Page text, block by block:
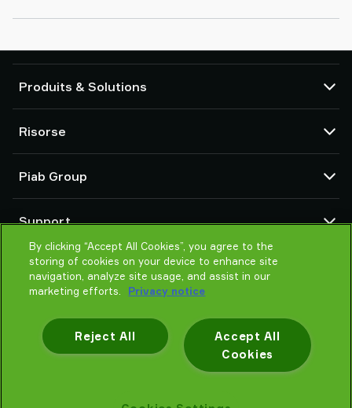
Produits & Solutions
Ventouses et préhenseurs souples
Composants de main de préhension robotisée (EOAT)
Solutions de préhension pour robots et cobots
Accessoires de systèmes et de solutions
Transporteur pneumatique pour poudre et vrac
Risorse
Configuratori di prodotto
Condizioni generali di vendita
Déclaration de confidentialité
Piab Group
Une organisation mondiale
Code de conduite
Actualités
Support
Contactez-nous
Trouver un fournisseur
Aidez-moi à choisir
By clicking “Accept All Cookies”, you agree to the
storing of cookies on your device to enhance site
navigation, analyze site usage, and assist in our
marketing efforts.
Privacy notice
Accept All
Cookies
Reject All